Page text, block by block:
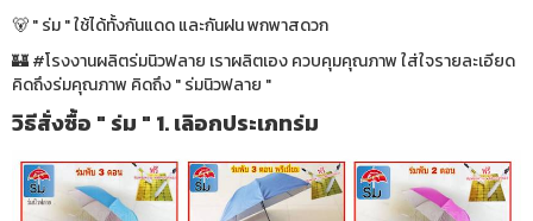
🐻 " ร่ม " ใช้ได้ทั้งกันแดด และกันฝน พกพาสดวก
🏰 #โรงงานผลิตร่มนิวฟลาย เราผลิตเอง ควบคุมคุณภาพ ใส่ใจรายละเอียด
คิดถึงร่มคุณภาพ คิดถึง " ร่มนิวฟลาย "
วิธีสั่งซื้อ " ร่ม " 1. เลิอกประเภทร่ม